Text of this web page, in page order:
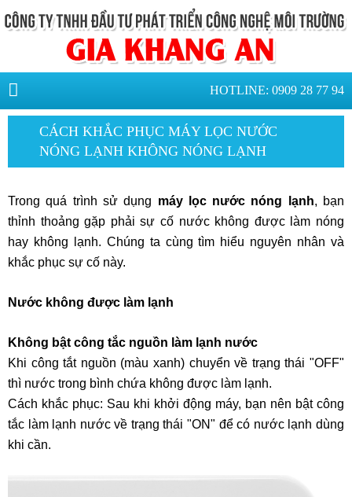
HOTLINE: 0909 28 77 94
CÁCH KHẮC PHỤC MÁY LỌC NƯỚC
NÓNG LẠNH KHÔNG NÓNG LẠNH
Trong quá trình sử dụng máy lọc nước nóng lạnh, bạn
thỉnh thoảng gặp phải sự cố nước không được làm nóng
hay không lạnh. Chúng ta cùng tìm hiểu nguyên nhân và
khắc phục sự cố này.
Nước không được làm lạnh
Không bật công tắc nguồn làm lạnh nước
Khi công tắt nguồn (màu xanh) chuyển về trạng thái "OFF"
thì nước trong bình chứa không được làm lạnh.
Cách khắc phục: Sau khi khởi động máy, bạn nên bật công
tắc làm lạnh nước về trạng thái "ON" để có nước lạnh dùng
khi cần.